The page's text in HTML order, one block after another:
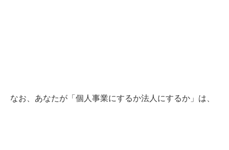
なお、あなたが「個人事業にするか法人にするか」は、